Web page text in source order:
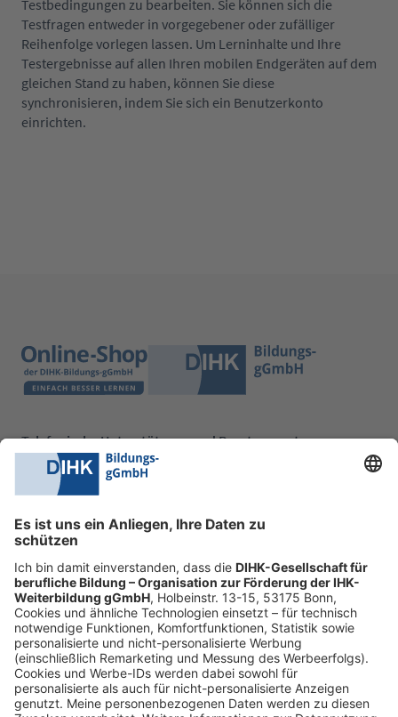
Testbedingungen zu bearbeiten. Sie können sich die
Testfragen entweder in vorgegebener oder zufälliger
Reihenfolge vorlegen lassen. Um Lerninhalte und Ihre
Testergebnisse auf allen Ihren mobilen Endgeräten auf dem
gleichen Stand zu haben, können Sie diese
synchronisieren, indem Sie sich ein Benutzerkonto
einrichten.
Telefonische Unterstützung und Beratung unter:
0228 6205 205
Fr.:
09:00-14:00 Uhr
shop@dihk-bildung.shop
Vertrag widerrufen
Zahlungsarten